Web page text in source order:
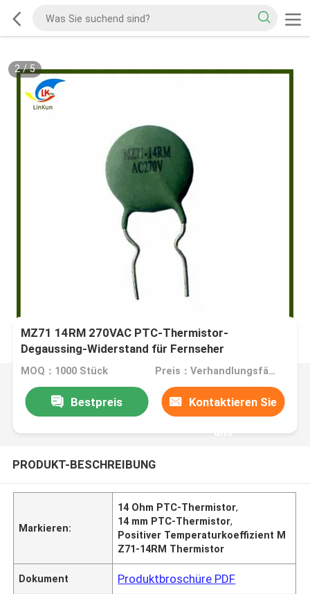
2/5
MZ71 14RM 270VAC PTC-Thermistor-
Degaussing-Widerstand für Fernseher
MOQ：1000 Stück Preis：Verhandlungsfähig
Bestpreis Kontaktieren Sie
uns
PRODUKT-BESCHREIBUNG
Markieren:
14 Ohm PTC-Thermistor,
14 mm PTC-Thermistor,
Positiver Temperaturkoeffizient M
Z71-14RM Thermistor
Dokument Produktbroschüre PDF